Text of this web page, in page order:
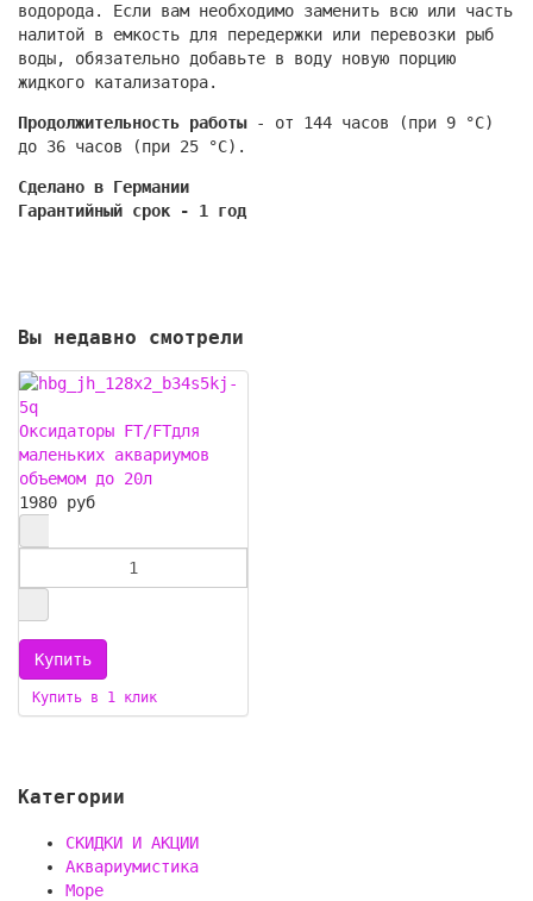
водорода. Если вам необходимо заменить всю или часть
налитой в емкость для передержки или перевозки рыб
воды, обязательно добавьте в воду новую порцию
жидкого катализатора.
Продолжительность работы- от 144 часов (при 9 °С)
до 36 часов (при 25 °С).
Сделано в Германии
Гарантийный срок - 1 год
Вы недавно смотрели
Оксидаторы FT/FTдля
маленьких аквариумов
объемом до 20л
1980 руб
Купить в 1 клик
Категории
СКИДКИ И АКЦИИ
Аквариумистика
Море